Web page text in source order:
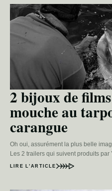
2 bijoux de
mouche au
carangue
Oh oui, assurément la plus belle
Les 2 trailers qui suivent produits
LIRE L’ARTICLE